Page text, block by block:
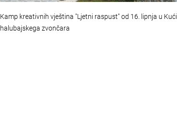
Kamp kreativnih vještina "Ljetni raspust" od 16. lipnja u Kući
halubajskega zvončara